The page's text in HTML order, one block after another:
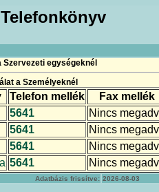
Szervezeti egységeknél
a Személyeknél
Telefon mellék
Fax mellék
5641
Nincs
5641
Nincs
5641
Nincs
5641 Nincs
Adatbázis frissítve: 2026-08-03